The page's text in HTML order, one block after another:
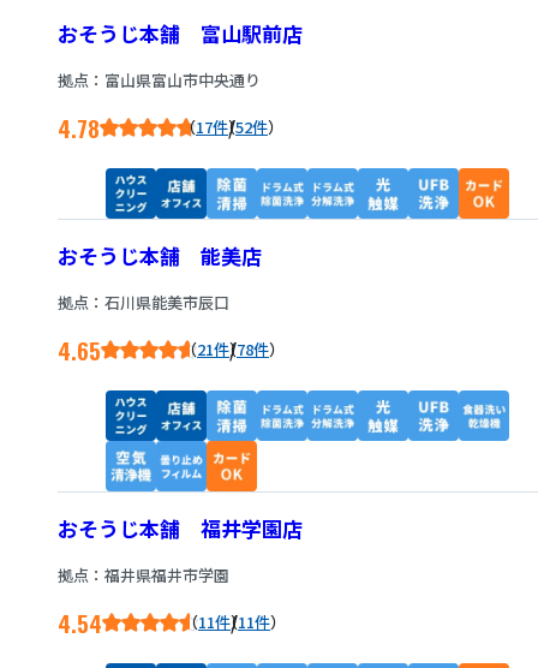
おそうじ本舗 富山駅前店
拠点：富山県富山市中央通り
4.78 17件/52件
おそうじ本舗 能美店
拠点：石川県能美市辰口
4.65 21件/78件
おそうじ本舗 福井学園店
拠点：福井県福井市学園
4.54 11件/11件